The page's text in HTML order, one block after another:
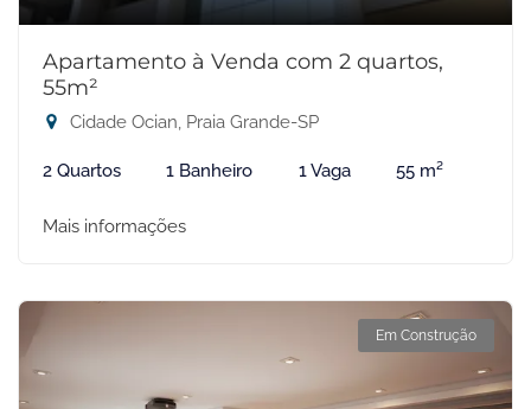
Apartamento à Venda com 2 quartos,
55m²
Cidade Ocian, Praia Grande-SP
2 Quartos 1 Banheiro 1 Vaga 55 m²
Mais informações
Em Construção